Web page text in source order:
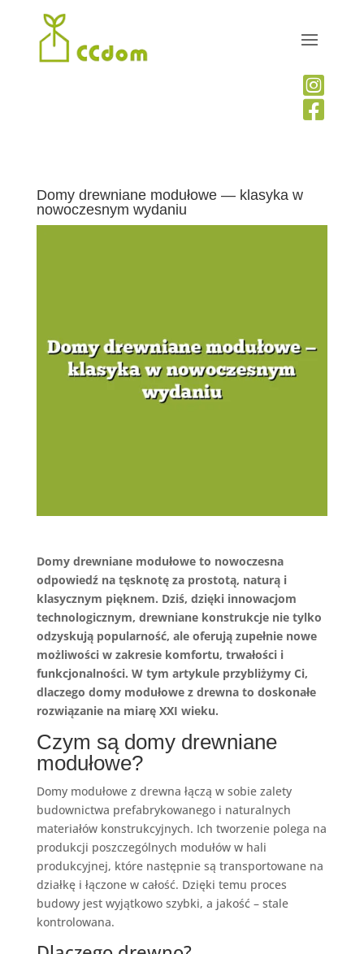


Domy drewniane modułowe — klasyka w
nowoczesnym wydaniu
Domy drewniane modułowe to nowoczesna
odpowiedź na tęsknotę za prostotą, naturą i
klasycznym pięknem. Dziś, dzięki innowacjom
technologicznym, drewniane konstrukcje nie tylko
odzyskują popularność, ale oferują zupełnie nowe
możliwości w zakresie komfortu, trwałości i
funkcjonalności. W tym artykule przybliżymy Ci,
dlaczego domy modułowe z drewna to doskonałe
rozwiązanie na miarę XXI wieku.
Czym są domy drewniane
modułowe?
Domy modułowe z drewna łączą w sobie zalety
budownictwa prefabrykowanego i naturalnych
materiałów konstrukcyjnych. Ich tworzenie polega na
produkcji poszczególnych modułów w hali
produkcyjnej, które następnie są transportowane na
działkę i łączone w całość. Dzięki temu proces
budowy jest wyjątkowo szybki, a jakość – stale
kontrolowana.